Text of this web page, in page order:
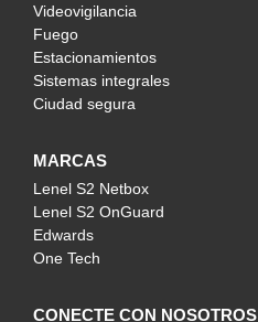
Videovigilancia
Fuego
Estacionamientos
Sistemas integrales
Ciudad segura
MARCAS
Lenel S2 Netbox
Lenel S2 OnGuard
Edwards
One Tech
CONECTE CON NOSOTROS